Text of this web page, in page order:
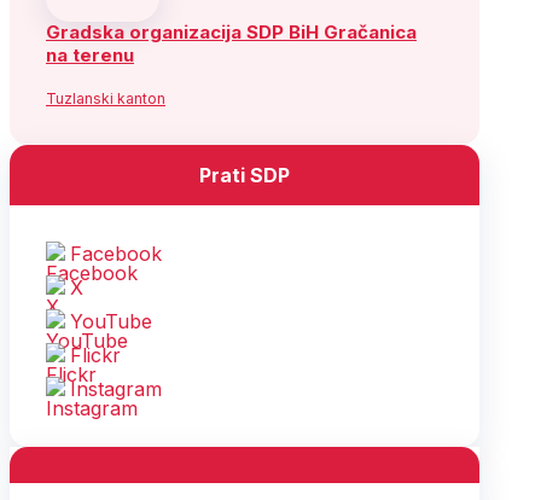
Gradska organizacija SDP BiH Gračanica
na terenu
Tuzlanski kanton
Prati SDP
Facebook
X
YouTube
Flickr
Instagram